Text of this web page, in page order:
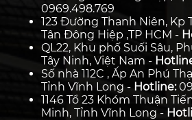
0969.498.769
123 Đường Thanh Niên, Kp
Tân Đông Hiệp ,TP HCM -
QL22, Khu phố Suối Sâu,
Tây Ninh, Việt Nam -
Số nhà 112C , Ấp An Phú
Tỉnh Vĩnh Long - Hotline:
1146 Tổ 23 Khóm Thuận
Minh, Tỉnh Vĩnh Long -